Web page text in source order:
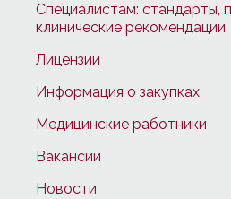
Специалистам: стандарты,
клинические рекомендации
Лицензии
Информация о закупках
Медицинские работники
Вакансии
Новости